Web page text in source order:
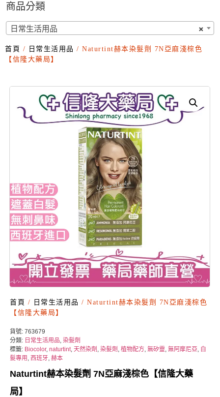
商品分類
×
日常生活用品
首頁 / 日常生活用品 / Naturtint赫本染髮劑 7N亞麻淺棕色
【信隆大藥局】
首頁 / 日常生活用品 / Naturtint赫本染髮劑 7N亞麻淺棕色
【信隆大藥局】
貨號: 763679
分類: 日常生活用品, 染髮劑
標籤: Biocolor, naturtint, 天然染劑 , 染髮劑 , 植物配方, 無矽靈, 無阿摩尼亞, 白
髮專用 , 西班牙, 赫本
Naturtint赫本染髮劑 7N亞麻淺棕色【信隆大藥
局】